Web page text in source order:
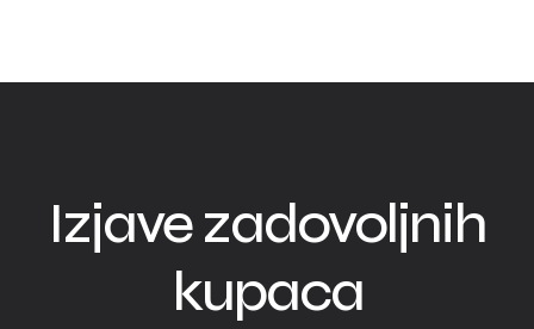
Izjave zadovoljnih
kupaca